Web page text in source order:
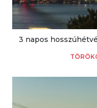
3 napos